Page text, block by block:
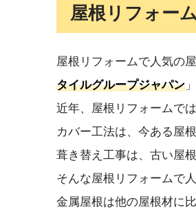
屋根リフォー
屋根リフォームで人気の
タイルグループジャパン
近年、屋根リフォームで
カバー工法は、今ある屋
葺き替え工事は、古い屋
そんな屋根リフォームで
金属屋根は他の屋根材に